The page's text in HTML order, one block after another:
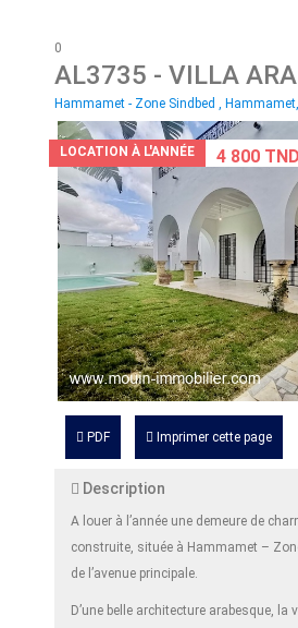
0
AL3735 - VILLA
Hammamet - Zone Sindbed ,
LOCATION À L'ANNÉE 4 800
PDF Imprimer cette page
Description
A louer à l’année une demeure de
construite, située à Hammamet –
de l’avenue principale.
D’une belle architecture arabesque, la